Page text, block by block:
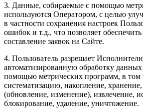
3. Данные, собираемые с помощью
используются Оператором, с целью
в частности сохранения настроек
ошибок и т.д., что позволяет
составление заявок на Сайте.
4. Пользователь разрешает
автоматизированную обработку
помощью метрических программ, в том
систематизацию, накопление,
(обновление, изменение), извлечение,
блокирование, удаление, уничтожение.